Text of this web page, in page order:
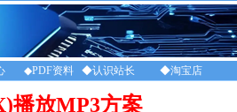
◆PDF资料 ◆认识站长 ◆淘宝店
播放MP3方案